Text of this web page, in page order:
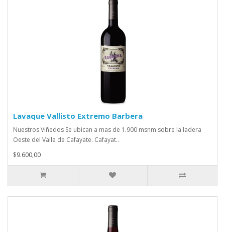
Lavaque Vallisto Extremo Barbera
Nuestros Viñedos Se ubican a mas de 1.900 msnm sobre la ladera
Oeste del Valle de Cafayate. Cafayat..
$9.600,00